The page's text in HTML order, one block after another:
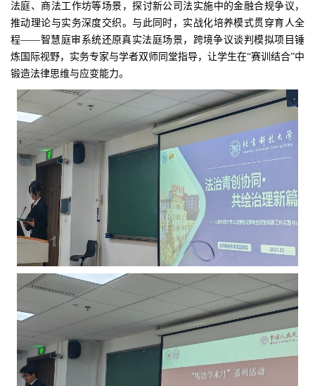
法庭、商法工作坊等场景，探讨新公司法实施中的金融合规争议，
推动理论与实务深度交织。与此同时，实战化培养模式贯穿育人全
程——智慧庭审系统还原真实法庭场景，跨境争议谈判模拟项目锤
炼国际视野，实务专家与学者双师同堂指导，让学生在“赛训结合”中
锻造法律思维与应变能力。